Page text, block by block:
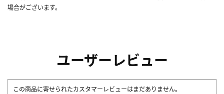
場合がございます。
ユーザーレビュー
この商品に寄せられたカスタマーレビューはまだありません。